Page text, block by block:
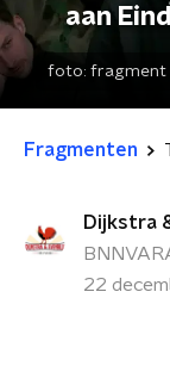
aan
foto: fragment
Fragmenten
Dijkstra
22